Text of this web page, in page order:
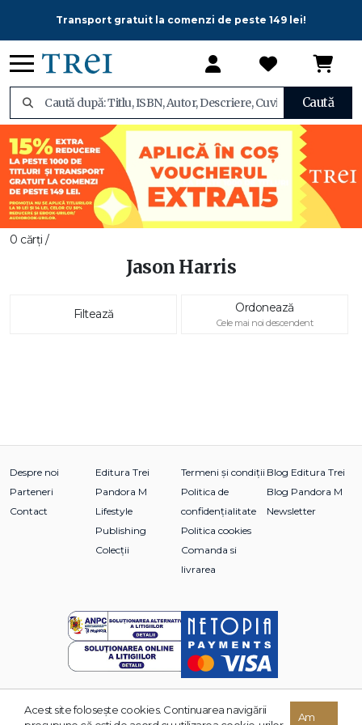
Transport gratuit la comenzi de peste 149 lei!
Caută
0 cărți /
Jason Harris
Filtează Ordonează
Cele mai noi descendent
Despre noi
Parteneri
Contact
Editura Trei
Pandora M
Lifestyle
Publishing
Colecții
Termeni și condiții
Politica de
confidențialitate
Politica cookies
Comanda si
livrarea
Blog Editura Trei
Blog Pandora M
Newsletter
© 2026 Grupul Editorial TREI. Toate drepturile rezervate.
Acest site foloseşte cookies. Continuarea navigării
Am